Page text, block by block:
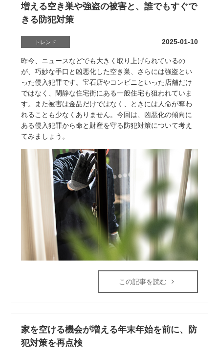
増える空き巣や強盗の被害と、誰でもすぐで
きる防犯対策
トレンド 2025-01-10
昨今、ニュースなどでも大きく取り上げられているの
が、巧妙な手口と凶悪化した空き巣、さらには強盗とい
った侵入犯罪です。宝石店やコンビニといった店舗だけ
ではなく、閑静な住宅街にある一般住宅も狙われていま
す。また被害は金品だけではなく、ときには人命が奪わ
れることも少なくありません。今回は、凶悪化の傾向に
ある侵入犯罪から命と財産を守る防犯対策について考え
てみましょう。
この記事を読む
家を空ける機会が増える年末年始を前に、防
犯対策を再点検